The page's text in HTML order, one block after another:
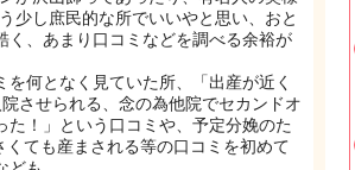
少し庶民的な所でいいやと思い、おと
く、あまり口コミなどを調べる余裕が
何となく見ていた所、「出産が近く
させられる、念の為他院でセカンドオ
た！」という口コミや、予定分娩のた
ても産まされる等の口コミを初めて